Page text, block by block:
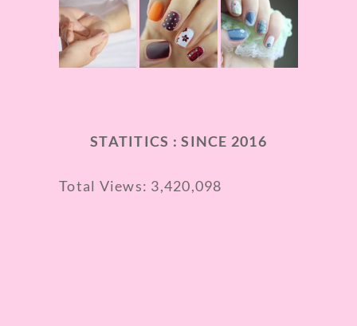
STATITICS : SINCE 2016
Total Views: 3,420,098